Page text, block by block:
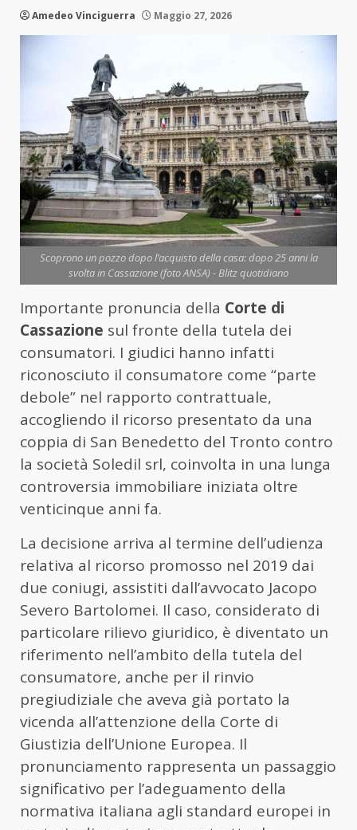
Amedeo Vinciguerra Maggio 27, 2026
Scoprono un pozzo dopo l’acquisto della casa: dopo 25 anni la
svolta in Cassazione (foto ANSA) - Blitz quotidiano
Importante pronuncia della Corte di
Cassazione sul fronte della tutela dei
consumatori. I giudici hanno infatti
riconosciuto il consumatore come “parte
debole” nel rapporto contrattuale,
accogliendo il ricorso presentato da una
coppia di San Benedetto del Tronto contro
la società Soledil srl, coinvolta in una lunga
controversia immobiliare iniziata oltre
venticinque anni fa.
La decisione arriva al termine dell’udienza
relativa al ricorso promosso nel 2019 dai
due coniugi, assistiti dall’avvocato Jacopo
Severo Bartolomei. Il caso, considerato di
particolare rilievo giuridico, è diventato un
riferimento nell’ambito della tutela del
consumatore, anche per il rinvio
pregiudiziale che aveva già portato la
vicenda all’attenzione della Corte di
Giustizia dell’Unione Europea. Il
pronunciamento rappresenta un passaggio
significativo per l’adeguamento della
normativa italiana agli standard europei in